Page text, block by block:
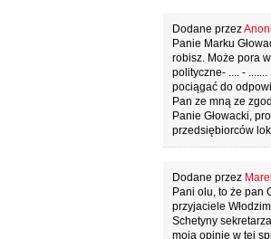
Dodane przez
Panie Marku
robisz. Może pora
polityczne- .... -
pociągać do
Pan ze mną ze
Panie Głowacki,
przedsiębiorców
Dodane przez
Pani olu, to że pan
przyjaciele
Schetyny
moją opinię w tej